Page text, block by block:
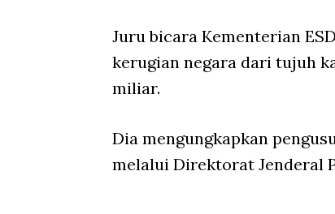
Juru bicara Kementerian
kerugian negara dari tujuh
miliar.
Dia mengungkapkan
melalui Direktorat Jenderal